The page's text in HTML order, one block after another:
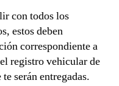
con todos los
estos deben
correspondiente a
registro vehicular de
serán entregadas.